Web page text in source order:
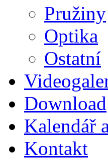
Pružiny
Optika
Ostatní
Download
Kalendář
Kontakt